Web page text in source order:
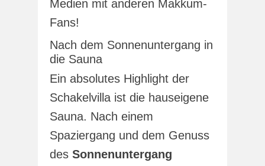
Medien mit anderen Makkum-
Fans!
Nach dem Sonnenuntergang in
die Sauna
Ein absolutes Highlight der
Schakelvilla ist die hauseigene
Sauna. Nach einem
Spaziergang und dem Genuss
des Sonnenuntergang